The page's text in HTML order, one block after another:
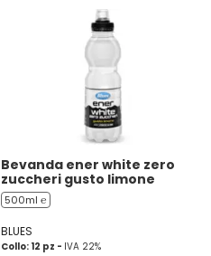
Bevanda ener white zero
zuccheri gusto limone
500ml ℮
BLUES
Collo: 12 pz - IVA 22%